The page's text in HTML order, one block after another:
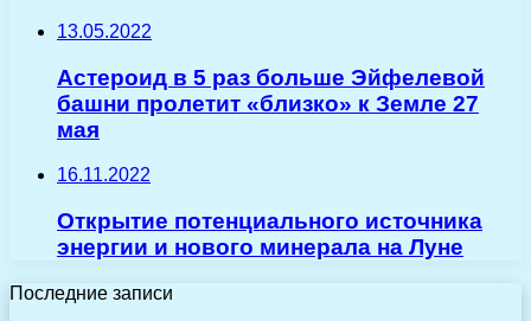
13.05.2022
Астероид в 5 раз больше Эйфелевой
башни пролетит «близко» к Земле 27
мая
16.11.2022
Открытие потенциального источника
энергии и нового минерала на Луне
Последние записи